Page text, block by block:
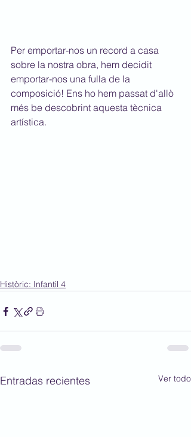
Per emportar-nos un record a casa
sobre la nostra obra, hem decidit
emportar-nos una fulla de la
composició! Ens ho hem passat d'allò
més be descobrint aquesta tècnica
artística.
Històric: Infantil 4
Entradas recientes Ver todo